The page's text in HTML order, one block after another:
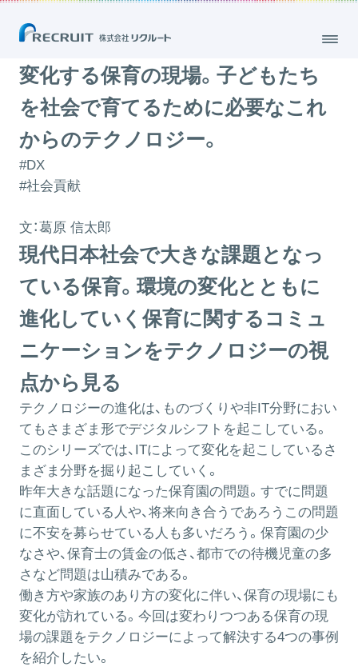
のテクノロジー。
変化する保育の現場。子どもたち
を社会で育てるために必要なこれ
からのテクノロジー。
#DX
#社会貢献
文：葛原 信太郎
現代日本社会で大きな課題となっ
ている保育。環境の変化とともに
進化していく保育に関するコミュ
ニケーションをテクノロジーの視
点から見る
テクノロジーの進化は、ものづくりや非IT分野におい
てもさまざま形でデジタルシフトを起こしている。
このシリーズでは、ITによって変化を起こしているさ
まざま分野を掘り起こしていく。
昨年大きな話題になった保育園の問題。すでに問題
に直面している人や、将来向き合うであろうこの問題
に不安を募らせている人も多いだろう。保育園の少
なさや、保育士の賃金の低さ、都市での待機児童の多
さなど問題は山積みである。
働き方や家族のあり方の変化に伴い、保育の現場にも
変化が訪れている。今回は変わりつつある保育の現
場の課題をテクノロジーによって解決する4つの事例
を紹介したい。